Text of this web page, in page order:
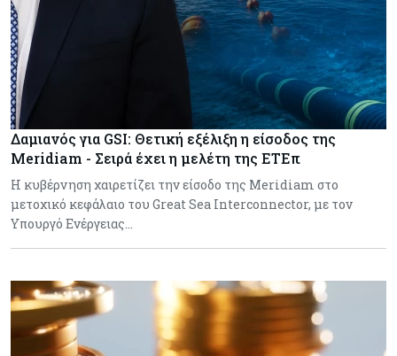
Δαμιανός για GSI: Θετική εξέλιξη η είσοδος της
Meridiam - Σειρά έχει η μελέτη της ΕΤΕπ
Η κυβέρνηση χαιρετίζει την είσοδο της Meridiam στο
μετοχικό κεφάλαιο του Great Sea Interconnector, με τον
Υπουργό Ενέργειας…